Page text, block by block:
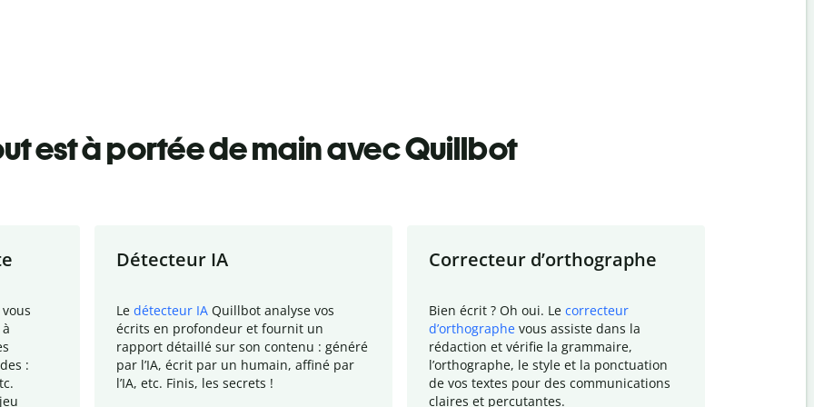
est à portée de main avec Quillbot
:
Détecteur IA
Le détecteur IA Quillbot analyse vos
écrits en profondeur et fournit un
rapport détaillé sur son contenu : généré
par l’IA, écrit par un humain, affiné par
l’IA, etc. Finis, les secrets !
Correcteur d’orthographe
Bien écrit ? Oh oui. Le correcteur
d’orthographe vous assiste dans la
rédaction et vérifie la grammaire,
l’orthographe, le style et la ponctuation
de vos textes pour des communications
claires et percutantes.